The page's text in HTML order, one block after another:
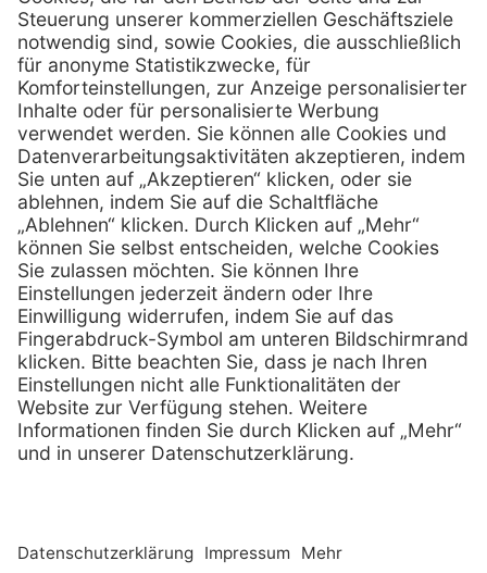
Hans-Wunderlich-Straße 7
D-49078 Osnabrück
Telefon: 0800 - 600 66 30
Telefon:0800 - 07 01 96
E-Mail:info @ praxis-discount.de
Services
Serviceversprechen
Sprechstundenbedarf
Retoure anmelden
Hilfe
FAQs
Kontakt
Lob & Kritik
Zertifikat Rechtliches
Impressum
Datenschutz
AGB